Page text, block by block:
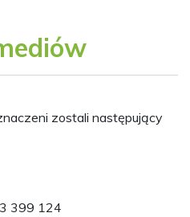
zostali następujący
399 124